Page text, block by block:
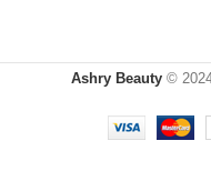
Ashry Beauty